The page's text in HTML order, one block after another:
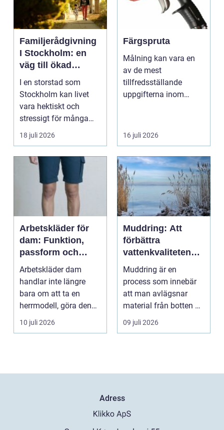
Familjerådgivning
I Stockholm: en
väg till ökad
harmoni och
förståelse
I en storstad som
Stockholm kan livet
vara hektiskt och
stressigt för många
familjer. Kon...
18 juli 2026
Färgspruta
Målning kan vara en
av de mest
tillfredsställande
uppgifterna inom
16 juli 2026
Arbetskläder för
dam: Funktion,
passform och
hållbarhet i fokus
Arbetskläder dam
handlar inte längre
bara om att ta en
herrmodell, göra den
mindre oc...
10 juli 2026
Muddring: Att
förbättra
vattenkvaliteten
och möjliggöra
navigering
Muddring är en
process som innebär
att man avlägsnar
material från botten av
en...
09 juli 2026
Adress